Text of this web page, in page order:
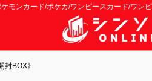
ケモンカード/ポケカ/ワンピースカード/ワン
BOX》